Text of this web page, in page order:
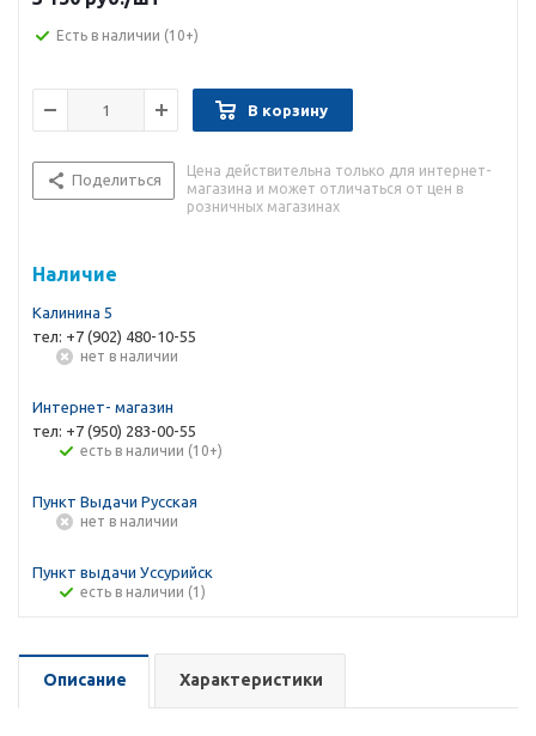
Есть в наличии (10+)
В корзину
Поделиться
Цена действительна только для интернет-
магазина и может отличаться от цен в
розничных магазинах
Наличие
Калинина 5
тел: +7 (902) 480-10-55
Нет в наличии
Интернет- магазин
тел: +7 (950) 283-00-55
Есть в наличии (10+)
Пункт Выдачи Русская
Нет в наличии
Пункт выдачи Уссурийск
Есть в наличии (1)
Описание Характеристики